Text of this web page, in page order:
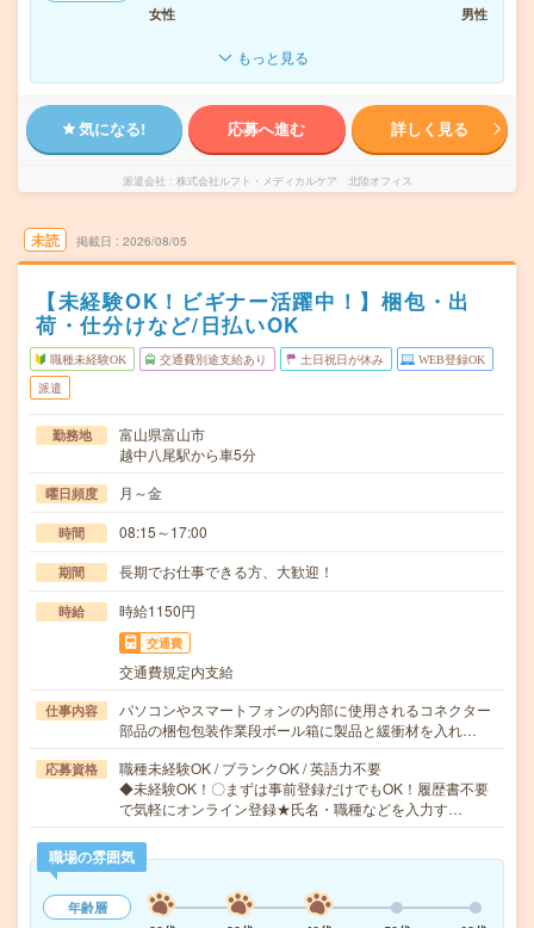
女性
男性
もっと見る
気になる! 応募へ進む 詳しく見る
派遣会社 株式会社ルフト・メディカルケア 北陸オフィス
未読 掲載日 2026/08/05
【未経験OK！ビギナー活躍中！】梱包・出
荷・仕分けなど/日払いOK
職種未経験OK 交通費別途支給あり 土日祝日が休み WEB登録OK
派遣
勤務地
富山県富山市
越中八尾駅から車5分
曜日頻度 月～金
時間 08:15～17:00
期間 長期でお仕事できる方、大歓迎！
時給 時給1150円
交通費
交通費規定内支給
仕事内容
パソコンやスマートフォンの内部に使用されるコネクター
部品の梱包包装作業段ボール箱に製品と緩衝材を入れ…
応募資格
職種未経験OK / ブランクOK / 英語力不要
◆未経験OK！〇まずは事前登録だけでもOK！履歴書不要
で気軽にオンライン登録★氏名・職種などを入力す…
職場の雰囲気
年齢層